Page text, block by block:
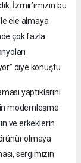
İzmir’imizin bu
ele almaya
çok fazla
diye konuştu.
yaptıklarını
modernleşme
ve erkeklerin
olmaya
sergimizin